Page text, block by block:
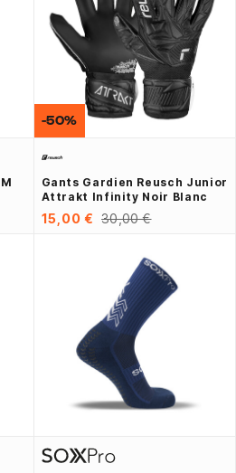
Gants Gardien Reusch Junior
Attrakt Infinity Noir Blanc
15,00 € 30,00 €
-50%